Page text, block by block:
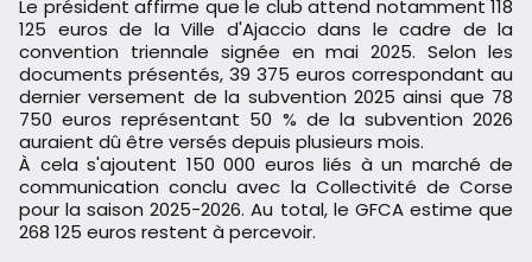
Le président affirme que le club attend notamment 118
125 euros de la Ville d'Ajaccio dans le cadre de la
convention triennale signée en mai 2025. Selon les
documents présentés, 39 375 euros correspondant au
dernier versement de la subvention 2025 ainsi que 78
750 euros représentant 50 % de la subvention 2026
auraient dû être versés depuis plusieurs mois.
À cela s'ajoutent 150 000 euros liés à un marché de
communication conclu avec la Collectivité de Corse
pour la saison 2025-2026. Au total, le GFCA estime que
268 125 euros restent à percevoir.